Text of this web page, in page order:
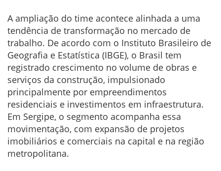
A ampliação do time acontece alinhada a uma
tendência de transformação no mercado de
trabalho. De acordo com o Instituto Brasileiro de
Geografia e Estatística (IBGE), o Brasil tem
registrado crescimento no volume de obras e
serviços da construção, impulsionado
principalmente por empreendimentos
residenciais e investimentos em infraestrutura.
Em Sergipe, o segmento acompanha essa
movimentação, com expansão de projetos
imobiliários e comerciais na capital e na região
metropolitana.